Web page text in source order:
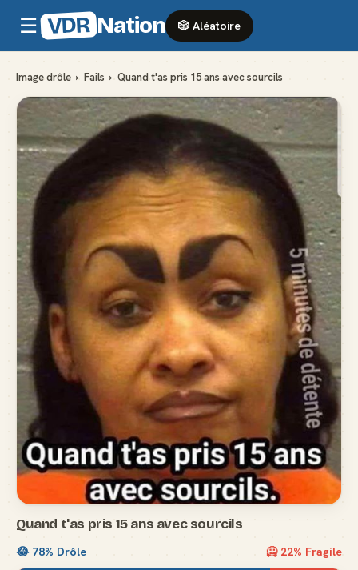
☰ VDR Nation 🎲 Aléatoire
Image drôle › Fails › Quand t'as pris 15 ans avec sourcils
Quand t'as pris 15 ans avec sourcils
😂 78% Drôle 🥶 22% Fragile